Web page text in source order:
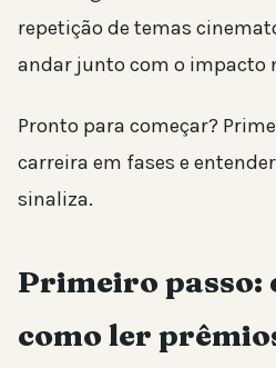
repetição de temas
andar junto com o impacto
Pronto para começar?
carreira em fases e
sinaliza.
Primeiro passo:
como ler